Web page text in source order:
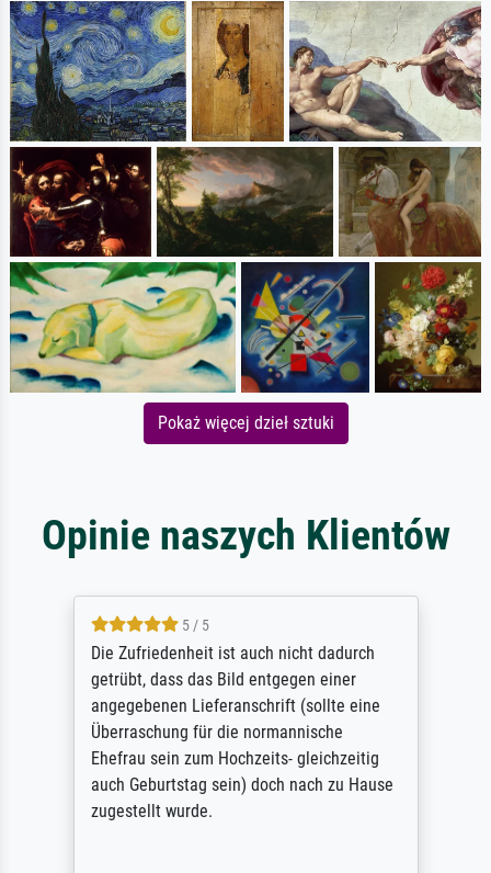
Pokaż więcej dzieł sztuki
Opinie naszych Klientów
5 / 5
Die Zufriedenheit ist auch nicht dadurch
getrübt, dass das Bild entgegen einer
angegebenen Lieferanschrift (sollte eine
Überraschung für die normannische
Ehefrau sein zum Hochzeits- gleichzeitig
auch Geburtstag sein) doch nach zu Hause
zugestellt wurde.